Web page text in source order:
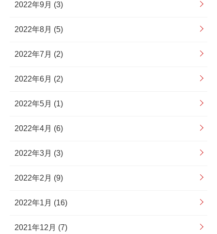
2022年9月 (3)
2022年8月 (5)
2022年7月 (2)
2022年6月 (2)
2022年5月 (1)
2022年4月 (6)
2022年3月 (3)
2022年2月 (9)
2022年1月 (16)
2021年12月 (7)